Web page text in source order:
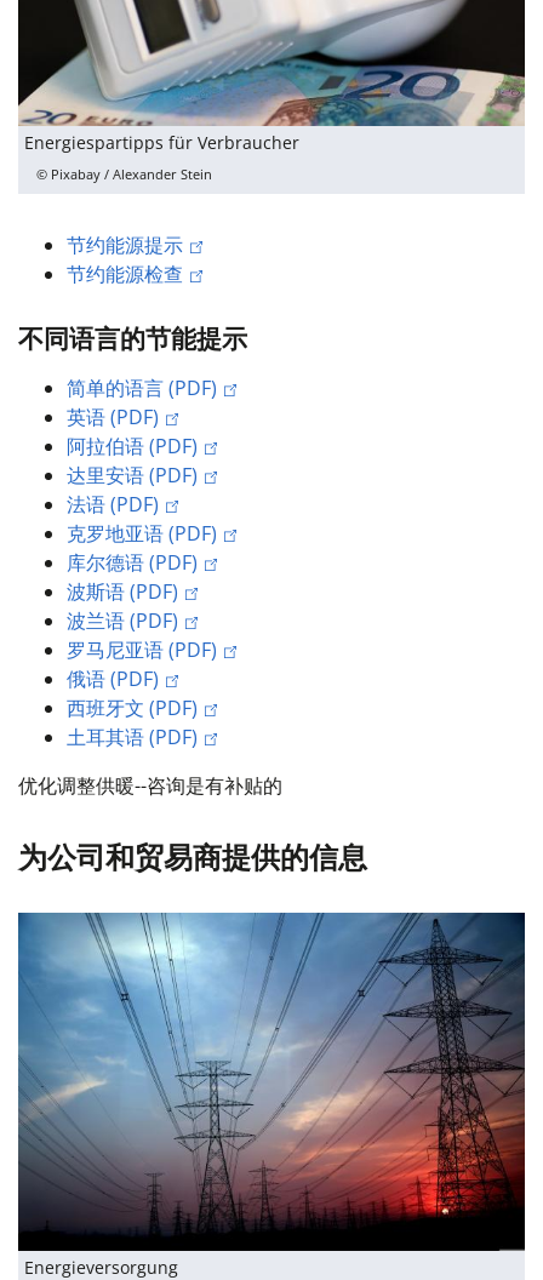
Energiespartipps für Verbraucher
© Pixabay / Alexander Stein
节约能源提示
节约能源检查
不同语言的节能提示
简单的语言 (PDF)
英语 (PDF)
阿拉伯语 (PDF)
达里安语 (PDF)
法语 (PDF)
克罗地亚语 (PDF)
库尔德语 (PDF)
波斯语 (PDF)
波兰语 (PDF)
罗马尼亚语 (PDF)
俄语 (PDF)
西班牙文 (PDF)
土耳其语 (PDF)
优化调整供暖--咨询是有补贴的
为公司和贸易商提供的信息
Energieversorgung